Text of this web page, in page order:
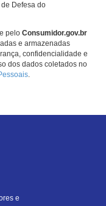
Defesa do
pelo Consumidor.gov.br
e armazenadas
confidencialidade e
dos dados coletados no
.
e